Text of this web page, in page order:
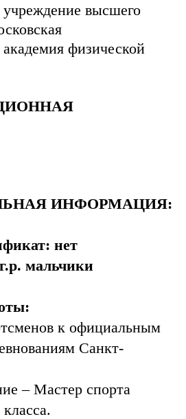
учреждение высшего
академия физической
ИНФОРМАЦИЯ:
нет
мальчики
к официальным
Санкт-
– Мастер спорта